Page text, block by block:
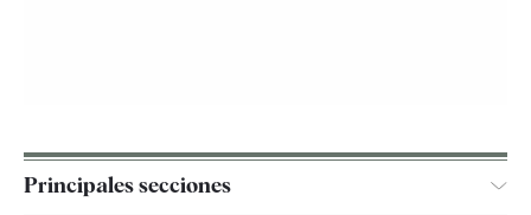
Principales secciones